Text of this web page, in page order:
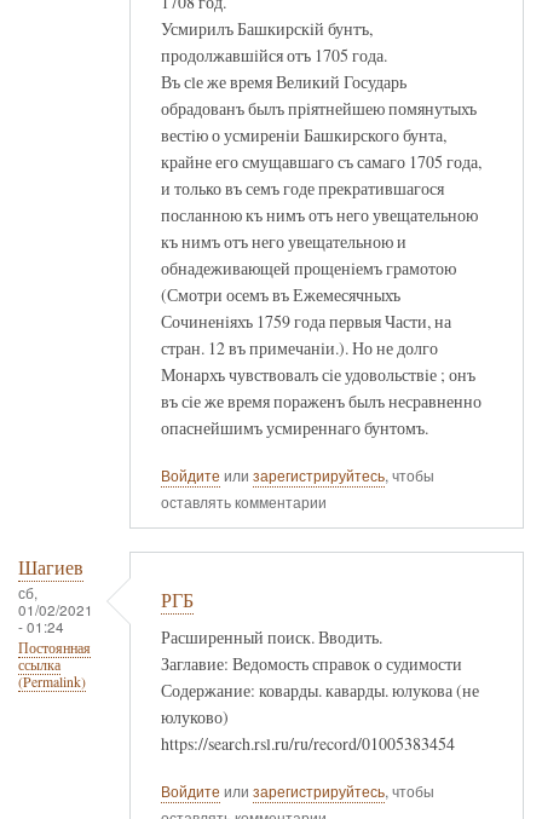
Усмирилъ Башкирскiй бунтъ,
продолжавшiйся отъ 1705 года.
Въ сlе же время Великий Государь
обрадованъ былъ прiятнейшею помянутыхъ
вестiю о усмиренiи Башкирского бунта,
крайне его смущавшаго съ самаго 1705 года,
и только въ семъ годе прекратившагося
посланною къ нимъ отъ него увещательною
къ нимъ отъ него увещательною и
обнадеживающей прощенiемъ грамотою
(Смотри осемъ въ Ежемесячныхъ
Сочиненiяхъ 1759 года первыя Части, на
стран. 12 въ примечанiи.). Но не долго
Монархъ чувствовалъ сiе удовольствiе ; онъ
въ сiе же время пораженъ былъ несравненно
опаснейшимъ усмиреннаго бунтомъ.
Войдите или зарегистрируйтесь, чтобы
оставлять комментарии
Шагиев
сб,
01/02/2021
- 01:24
Постоянная
ссылка
(Permalink)
РГБ
Расширенный поиск. Вводить.
Заглавие: Ведомость справок о судимости
Содержание: коварды. каварды. юлукова (не
юлуково)
https://search.rsl.ru/ru/record/01005383454
Войдите или зарегистрируйтесь, чтобы